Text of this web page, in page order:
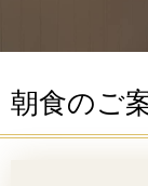
朝食のご